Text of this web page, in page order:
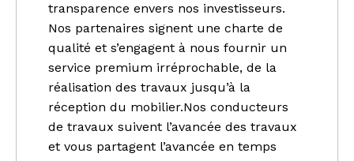
transparence envers nos investisseurs.
Nos partenaires signent une charte de
qualité et s’engagent à nous fournir un
service premium irréprochable, de la
réalisation des travaux jusqu’à la
réception du mobilier.Nos conducteurs
de travaux suivent l’avancée des travaux
et vous partagent l’avancée en temps